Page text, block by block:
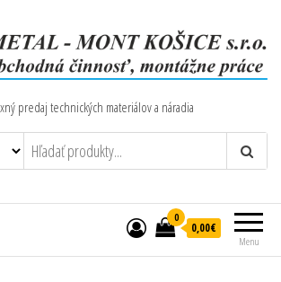
predaj technických materiálov a náradia
Menu
0
0,00€